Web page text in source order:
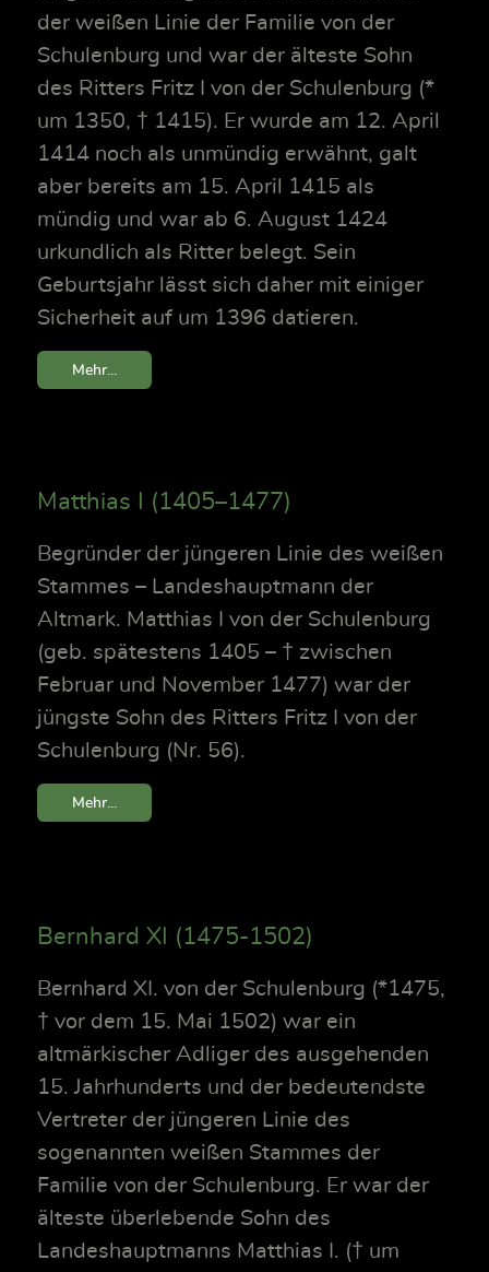
der weißen Linie der Familie von der
Schulenburg und war der älteste Sohn
des Ritters Fritz I von der Schulenburg (*
um 1350, † 1415). Er wurde am 12. April
1414 noch als unmündig erwähnt, galt
aber bereits am 15. April 1415 als
mündig und war ab 6. August 1424
urkundlich als Ritter belegt. Sein
Geburtsjahr lässt sich daher mit einiger
Sicherheit auf um 1396 datieren.
Mehr...
Matthias I (1405–1477)
Begründer der jüngeren Linie des weißen
Stammes – Landeshauptmann der
Altmark. Matthias I von der Schulenburg
(geb. spätestens 1405 – † zwischen
Februar und November 1477) war der
jüngste Sohn des Ritters Fritz I von der
Schulenburg (Nr. 56).
Mehr...
Bernhard XI (1475-1502)
Bernhard XI. von der Schulenburg (*1475,
† vor dem 15. Mai 1502) war ein
altmärkischer Adliger des ausgehenden
15. Jahrhunderts und der bedeutendste
Vertreter der jüngeren Linie des
sogenannten weißen Stammes der
Familie von der Schulenburg. Er war der
älteste überlebende Sohn des
Landeshauptmanns Matthias I. († um